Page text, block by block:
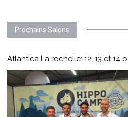
Prochains Salons
Atlantica La rochelle: 12, 13 et 14